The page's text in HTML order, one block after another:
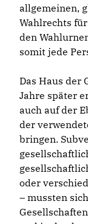
allgemeinen,
Wahlrechts
den
somit jede
Das Haus der
Jahre später
auch auf der
der
bringen.
oder
– mussten